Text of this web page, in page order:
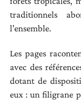
traditionnels
l’ensemble.
Les pages
avec des
dotant de
eux : un filigrane